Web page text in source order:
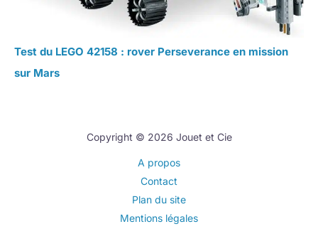
Test du LEGO 42158 : rover Perseverance en mission
sur Mars
Copyright © 2026 Jouet et Cie
A propos
Contact
Plan du site
Mentions légales